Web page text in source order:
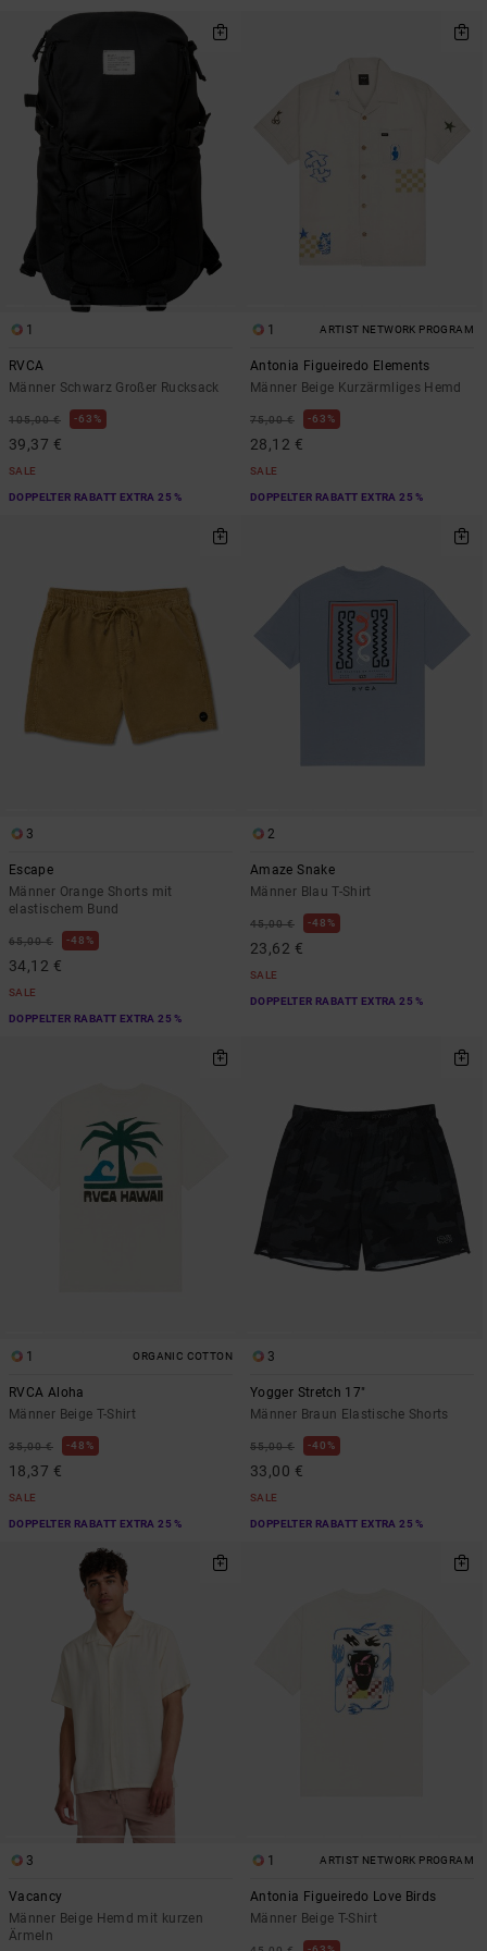
1
RVCA
Männer Schwarz Großer Rucksack
105,00 € 63%
39,37 €
SALE
DOPPELTER RABATT EXTRA 25 %
1 ARTIST NETWORK PROGRAM
Antonia Figueiredo Elements
Männer Beige Kurzärmliges Hemd
75,00 € 63%
28,12 €
SALE
DOPPELTER RABATT EXTRA 25 %
3
Escape
Männer Orange Shorts mit
elastischem Bund
65,00 € 48%
34,12 €
SALE
DOPPELTER RABATT EXTRA 25 %
2
Amaze Snake
Männer Blau T-Shirt
45,00 € 48%
23,62 €
SALE
DOPPELTER RABATT EXTRA 25 %
1 ORGANIC COTTON
RVCA Aloha
Männer Beige T-Shirt
35,00 € 48%
18,37 €
SALE
DOPPELTER RABATT EXTRA 25 %
3
Yogger Stretch 17"
Männer Braun Elastische Shorts
55,00 € 40%
33,00 €
SALE
DOPPELTER RABATT EXTRA 25 %
3
Vacancy
Männer Beige Hemd mit kurzen
Ärmeln
1 ARTIST NETWORK PROGRAM
Antonia Figueiredo Love Birds
Männer Beige T-Shirt